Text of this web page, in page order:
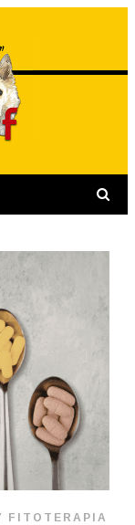
FITOTERAPIA